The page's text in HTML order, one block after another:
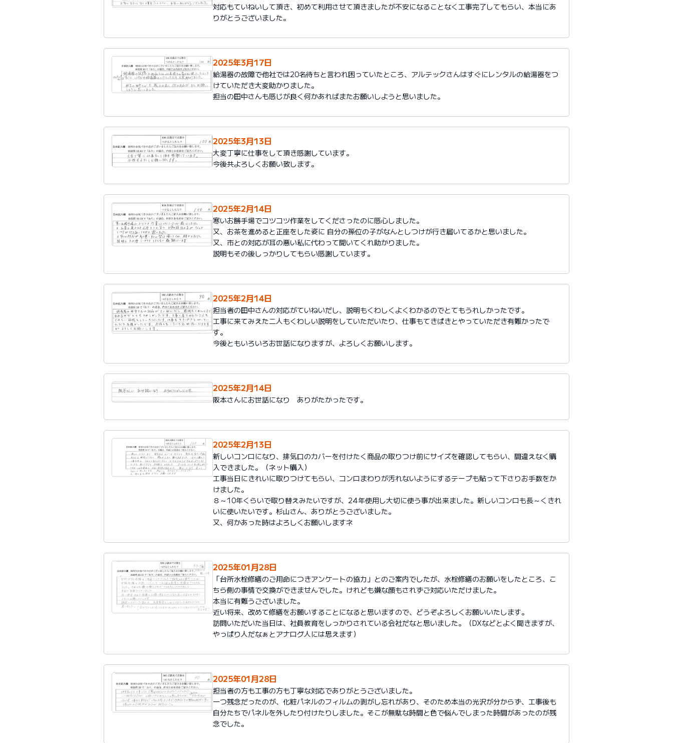
対応もていねいして頂き、初めて利用させて頂きましたが不安になることなく工事完了してもらい、本当にあ
りがとうございました。
2025年3月17日
給湯器の故障で他社では20名待ちと言われ困っていたところ、アルテックさんはすぐにレンタルの給湯器をつ
けていただき大変助かりました。
担当の田中さんも感じが良く何かあればまたお願いしようと思いました。
2025年3月13日
大変丁寧に仕事をして頂き感謝しています。
今後共よろしくお願い致します。
2025年2月14日
寒いお勝手場でコツコツ作業をしてくださったのに感心しました。
又、お茶を進めると正座をした姿に 自分の孫位の子がなんとしつけが行き届いてるかと思いました。
又、市との対応が耳の悪い私に代わって聞いてくれ助かりました。
説明もその後しっかりしてもらい感謝しています。
2025年2月14日
担当者の田中さんの対応がていねいだし、説明もくわしくよくわかるのでとてもうれしかったです。
工事に来てみえた二人もくわしい説明をしていただいたり、仕事もてきぱきとやっていただき有難かったで
す。
今後ともいろいろお世話になりますが、よろしくお願いします。
2025年2月14日
阪本さんにお世話になり ありがたかったです。
2025年2月13日
新しいコンロになり、排気口のカバーを付けたく商品の取りつけ前にサイズを確認してもらい、間違えなく購
入できました。（ネット購入）
工事当日にきれいに取りつけてもらい、コンロまわりが汚れないようにするテープも貼って下さりお手数をか
けました。
８～10年くらいで取り替えみたいですが、24年使用し大切に使う事が出来ました。新しいコンロも長～くきれ
いに使いたいです。杉山さん、ありがとうございました。
又、何かあった時はよろしくお願いしますネ
2025年01月28日
「台所水栓修繕のご用命につきアンケートの協力」とのご案内でしたが、水栓修繕のお願いをしたところ、こ
ちら側の事情で交換ができませんでした。けれども嫌な顔もされずご対応いただけました。
本当に有難うございました。
近い将来、改めて修繕をお願いすることになると思いますので、どうぞよろしくお願いいたします。
訪問いただいた当日は、社員教育をしっかりされている会社だなと思いました。（DXなどとよく聞きますが、
やっぱり人だなぁとアナログ人には思えます）
2025年01月28日
担当者の方も工事の方も丁寧な対応でありがとうございました。
一つ残念だったのが、化粧パネルのフィルムの剥がし忘れがあり、そのため本当の光沢が分からず、工事後も
自分たちでパネルを外したり付けたりしました。そこが無駄な時間と色で悩んでしまった時間があったのが残
念でした。